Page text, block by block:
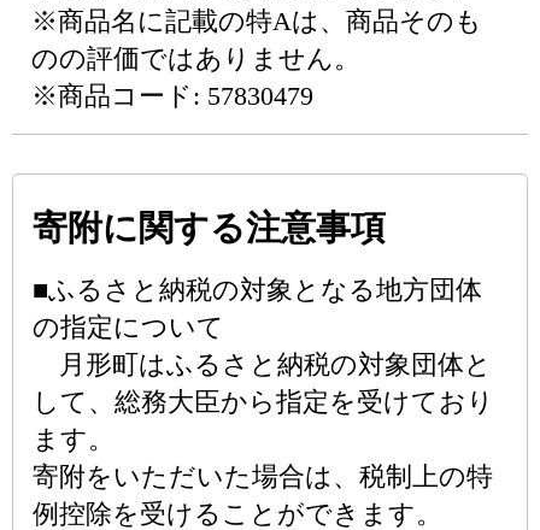
※商品名に記載の特Aは、商品そのも
のの評価ではありません。
※商品コード: 57830479
寄附に関する注意事項
■ふるさと納税の対象となる地方団体
の指定について
月形町はふるさと納税の対象団体と
して、総務大臣から指定を受けており
ます。
寄附をいただいた場合は、税制上の特
例控除を受けることができます。